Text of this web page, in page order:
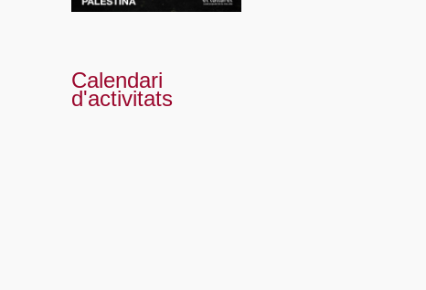
Calendari
d'activitats